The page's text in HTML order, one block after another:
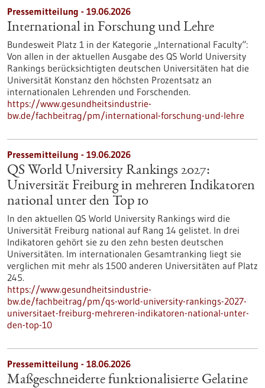
Pressemitteilung - 19.06.2026
International in Forschung und Lehre
Bundesweit Platz 1 in der Kategorie „International Faculty“:
Von allen in der aktuellen Ausgabe des QS World University
Rankings berücksichtigten deutschen Universitäten hat die
Universität Konstanz den höchsten Prozentsatz an
internationalen Lehrenden und Forschenden.
https://www.gesundheitsindustrie-
bw.de/fachbeitrag/pm/international-forschung-und-lehre
Pressemitteilung - 19.06.2026
QS World University Rankings 2027:
Universität Freiburg in mehreren Indikatoren
national unter den Top 10
In den aktuellen QS World University Rankings wird die
Universität Freiburg national auf Rang 14 gelistet. In drei
Indikatoren gehört sie zu den zehn besten deutschen
Universitäten. Im internationalen Gesamtranking liegt sie
verglichen mit mehr als 1500 anderen Universitäten auf Platz
245.
https://www.gesundheitsindustrie-
bw.de/fachbeitrag/pm/qs-world-university-rankings-2027-
universitaet-freiburg-mehreren-indikatoren-national-unter-
den-top-10
Pressemitteilung - 18.06.2026
Maßgeschneiderte funktionalisierte Gelatine